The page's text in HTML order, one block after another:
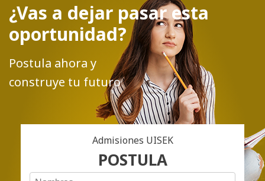
¿Vas a dejar pasar esta
oportunidad?
Postula ahora y
construye tu futuro
Admisiones UISEK
POSTULA